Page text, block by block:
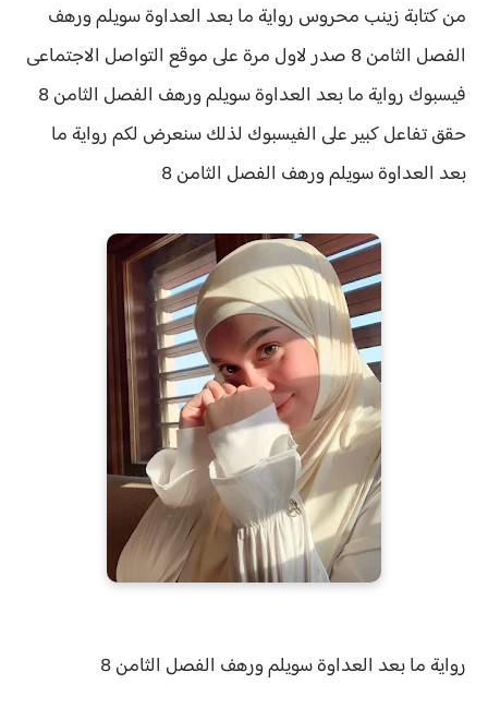
من كتابة زينب محروس رواية ما بعد العداوة سويلم ورهف
الفصل الثامن 8 صدر لاول مرة على موقع التواصل الاجتماعى
فيسبوك رواية ما بعد العداوة سويلم ورهف الفصل الثامن 8
حققتفاعل كبير على الفيسبوك لذلك سنعرض لكمرواية ما
بعد العداوة سويلم ورهف الفصل الثامن 8
رواية ما بعد العداوة سويلم ورهف الفصل الثامن 8